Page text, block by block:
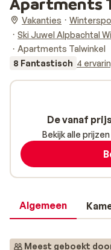
Vakanties
Ski Juwel Alpbachtal
Apartments Talwinkel
8 Fantastisch 4
Algemeen
Meest geboekt
De vanaf
Bekijk alle